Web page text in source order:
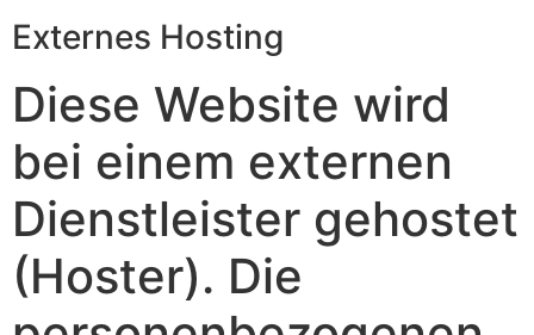
Externes Hosting
Diese Website wird
bei einem externen
Dienstleister gehostet
(Hoster). Die